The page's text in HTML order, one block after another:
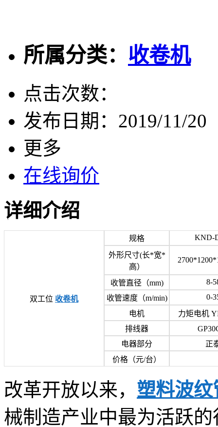
所属分类： 收卷机
点击次数：
发布日期： 2019/11/20
更多
在线询价
详细介绍
双工位 收卷机
规格 KND-
外形尺寸(长*宽*
高）
收管直径（mm)
8-
收管速度（m/min)
0-
电机
力矩电机
排线器
电器部分
正
价格（元/台）
改革开放以来， 塑料波
械制造产业中最为活跃